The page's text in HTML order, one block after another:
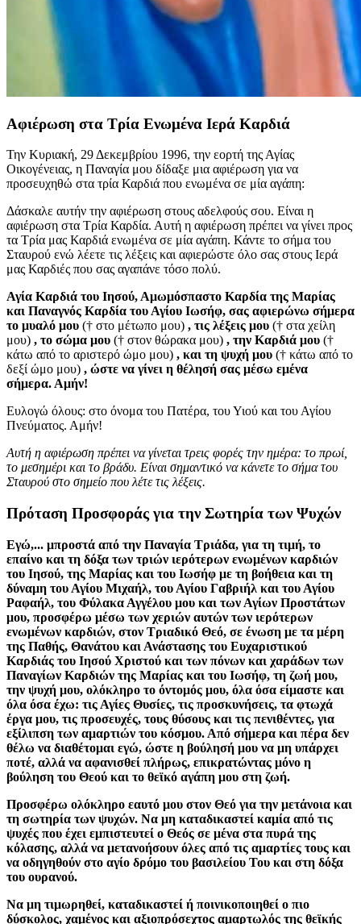
Αφιέρωση στα Τρία Ενωμένα Ιερά Καρδιά
Την Κυριακή, 29 Δεκεμβρίου 1996, την εορτή της Αγίας
Οικογένειας, η Παναγία μου δίδαξε μια αφιέρωση για να
προσευχηθώ στα τρία Καρδιά που ενωμένα σε μία αγάπη:
Δάσκαλε αυτήν την αφιέρωση στους αδελφούς σου. Είναι η
αφιέρωση στα Τρία Καρδία. Αυτή η αφιέρωση πρέπει να γίνει προς
τα Τρία μας Καρδιά ενωμένα σε μία αγάπη. Κάντε το σήμα του
Σταυρού ενώ λέετε τις λέξεις και αφιερώστε όλο σας στους Ιερά
μας Καρδιές που σας αγαπάνε τόσο πολύ.
Αγία Καρδιά του Ιησού, Αμωμόσπαστο Καρδία της Μαρίας
και Παναγνός Καρδία του Αγίου Ιωσήφ, σας αφιερώνω σήμερα
το μυαλό μου († στο μέτωπο μου) , τις λέξεις μου († στα χείλη
μου) , το σώμα μου († στον θώρακα μου) , την Καρδιά μου (†
κάτω από το αριστερό ώμο μου) , και τη ψυχή μου († κάτω από το
δεξί ώμο μου) , ώστε να γίνει η θέλησή σας μέσω εμένα
σήμερα. Αμήν!
Ευλογώ όλους: στο όνομα του Πατέρα, του Υιού και του Αγίου
Πνεύματος. Αμήν!
Αυτή η αφιέρωση πρέπει να γίνεται τρεις φορές την ημέρα: το πρωί,
το μεσημέρι και το βράδυ. Είναι σημαντικό να κάνετε το σήμα του
Σταυρού στο σημείο που λέτε τις λέξεις.
Πρόταση Προσφοράς για την Σωτηρία των Ψυχών
Εγώ,... μπροστά από την Παναγία Τριάδα, για τη τιμή, το
επαίνο και τη δόξα των τριών ιερότερων ενωμένων καρδιών
του Ιησού, της Μαρίας και του Ιωσήφ με τη βοήθεια και τη
δύναμη του Αγίου Μιχαήλ, του Αγίου Γαβριήλ και του Αγίου
Ραφαήλ, του Φύλακα Αγγέλου μου και των Αγίων Προστάτων
μου, προσφέρω μέσω των χεριών αυτών των ιερότερων
ενωμένων καρδιών, στον Τριαδικό Θεό, σε ένωση με τα μέρη
της Παθής, Θανάτου και Ανάστασης του Ευχαριστικού
Καρδιάς του Ιησού Χριστού και των πόνων και χαράδων των
Παναγίων Καρδιών της Μαρίας και του Ιωσήφ, τη ζωή μου,
την ψυχή μου, ολόκληρο το όντομός μου, όλα όσα είμαστε και
όλα όσα έχω: τις Αγίες Θυσίες, τις προσκυνήσεις, τα φτωχά
έργα μου, τις προσευχές, τους θύσους και τις πενιθέντες, για
εξίλιπση των αμαρτιών του κόσμου. Από σήμερα και πέρα δεν
θέλω να διαθέτομαι εγώ, ώστε η βούλησή μου να μη υπάρχει
ποτέ, αλλά να αφανισθεί πλήρως, επικρατώντας μόνο η
βούληση του Θεού και το θεϊκό αγάπη μου στη ζωή.
Προσφέρω ολόκληρο εαυτό μου στον Θεό για την μετάνοια και
τη σωτηρία των ψυχών. Να μη καταδικαστεί καμία από τις
ψυχές που έχει εμπιστευτεί ο Θεός σε μένα στα πυρά της
κόλασης, αλλά να μετανοήσουν όλες από τις αμαρτίες τους και
να οδηγηθούν στο αγίο δρόμο του βασιλείου Του και στη δόξα
του ουρανού.
Να μη τιμωρηθεί, καταδικαστεί ή ποινικοποιηθεί ο πιο
δύσκολος, χαμένος και αξιοπρόσεχτος αμαρτωλός της θεϊκής